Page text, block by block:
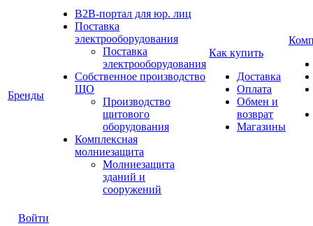
Бренды
B2B-портал для юр. лиц
Поставка
электрооборудования
Поставка
электрооборудования
Собственное производство
ЩО
Производство
щитового
оборудования
Комплексная
молниезащита
Молниезащита
зданий и
сооружений
Как купить
Доставка
Оплата
Обмен и
возврат
Магазины
Войти